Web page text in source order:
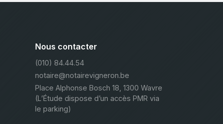
Nous contacter
(010) 84.44.54
notaire@notairevigneron.be
Place Alphonse Bosch 18, 1300 Wavre
(L’Étude dispose d’un accès PMR via
le parking)